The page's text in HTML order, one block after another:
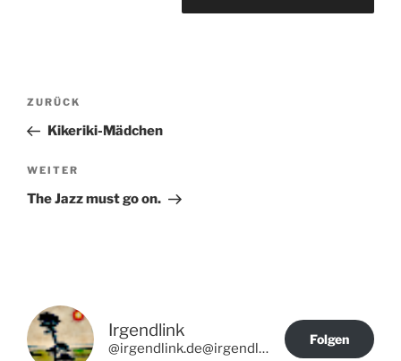
Beitragsnavigation
Vorheriger
Beitrag
ZURÜCK
Kikeriki-Mädchen
Nächster
Beitrag
WEITER
The Jazz must go on.
Irgendlink
@irgendlink.de@irgendlink.de
Folgen